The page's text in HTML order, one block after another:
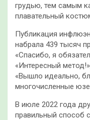
грудью, тем самым
плавательный
Публикация
набрала 439 тысяч
«Спасибо, я
«Интересный
«Вышло идеально,
многочисленные
В июле 2022 года
правильный способ